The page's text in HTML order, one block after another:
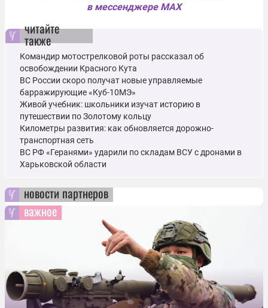
в мессенджере MAX
читайте
также
Командир мотострелковой роты рассказал об
освобождении Красного Кута
ВС России скоро получат новые управляемые
барражирующие «Куб-10МЭ»
Живой учебник: школьники изучат историю в
путешествии по Золотому кольцу
Километры развития: как обновляется дорожно-
транспортная сеть
ВС РФ «Геранями» ударили по складам ВСУ с дронами в
Харьковской области
новости партнеров
важное